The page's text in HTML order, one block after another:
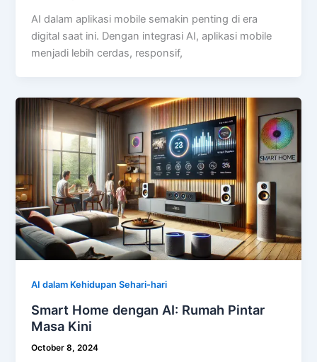
AI dalam aplikasi mobile semakin penting di era
digital saat ini. Dengan integrasi AI, aplikasi mobile
menjadi lebih cerdas, responsif,
AI dalam Kehidupan Sehari-hari
Smart Home dengan AI: Rumah Pintar
Masa Kini
October 8, 2024